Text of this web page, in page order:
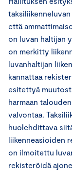
että
on luvan haltijan
on merkitty
luvanhaltijan
kannattaa
esitettyä
harmaan
valvontaa.
huolehdittava
liikenneasioiden
on ilmoitettu
rekisteröidä